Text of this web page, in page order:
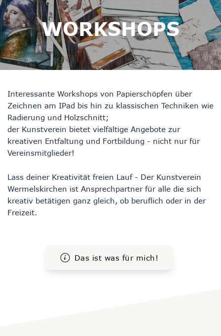
WORKSHOPS
Interessante Workshops von Papierschöpfen über
Zeichnen am IPad bis hin zu klassischen Techniken wie
Radierung und Holzschnitt;
der Kunstverein bietet vielfältige Angebote zur
kreativen Entfaltung und Fortbildung - nicht nur für
Vereinsmitglieder!
Lass deiner Kreativität freien Lauf - Der Kunstverein
Wermelskirchen ist Ansprechpartner für alle die sich
kreativ betätigen ganz gleich, ob beruflich oder in der
Freizeit.
Das ist was für mich!